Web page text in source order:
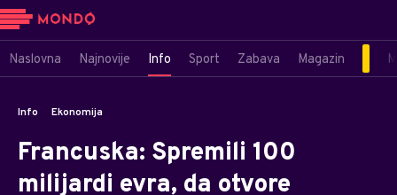
Naslovna Najnovije Info Sport Zabava Magazin
Info Ekonomija
Francuska: Spremili 100
milijardi evra, da otvore